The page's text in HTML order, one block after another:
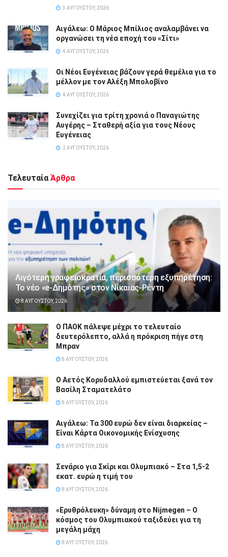
3 ΑΥΓΟΎΣΤΟΥ, 2026
Αιγάλεω: Ο Μάριος Μπίλιος αναλαμβάνει να
οργανώσει τη νέα εποχή του «Σίτι»
4 ΑΥΓΟΎΣΤΟΥ, 2026
Οι Νέοι Ευγένειας βάζουν γερά θεμέλια για το
μέλλον με τον Αλέξη Μπολοβίνο
4 ΑΥΓΟΎΣΤΟΥ, 2026
Συνεχίζει για τρίτη χρονιά ο Παναγιώτης
Αυγέρης – Σταθερή αξία για τους Νέους
Ευγένειας
2 ΑΥΓΟΎΣΤΟΥ, 2026
Τελευταία Άρθρα
Λιγότερη γραφειοκρατία, περισσότερη εξυπηρέτηση:
Το νέο «e-Δημότης» στον Νίκαιας-Ρέντη
8 ΑΥΓΟΎΣΤΟΥ, 2026
Ο ΠΑΟΚ πάλεψε μέχρι το τελευταίο
δευτερόλεπτο, αλλά η πρόκριση πήγε στη
Μπραν
8 ΑΥΓΟΎΣΤΟΥ, 2026
Ο Αετός Κορυδαλλού εμπιστεύεται ξανά τον
Βασίλη Σταματελάτο
8 ΑΥΓΟΎΣΤΟΥ, 2026
Αιγάλεω: Τα 300 ευρώ δεν είναι διαρκείας –
Είναι Κάρτα Οικονομικής Ενίσχυσης
8 ΑΥΓΟΎΣΤΟΥ, 2026
Σενάριο για Σκίρι και Ολυμπιακό – Στα 1,5-2
εκατ. ευρώ η τιμή του
8 ΑΥΓΟΎΣΤΟΥ, 2026
«Ερυθρόλευκη» δύναμη στο Nijmegen – Ο
κόσμος του Ολυμπιακού ταξιδεύει για τη
μεγάλη μάχη
8 ΑΥΓΟΎΣΤΟΥ, 2026